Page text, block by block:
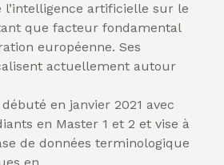
artificielle sur le
que facteur fondamental
européenne. Ses
actuellement autour
en janvier 2021 avec
en Master 1 et 2 et vise à
de données terminologique